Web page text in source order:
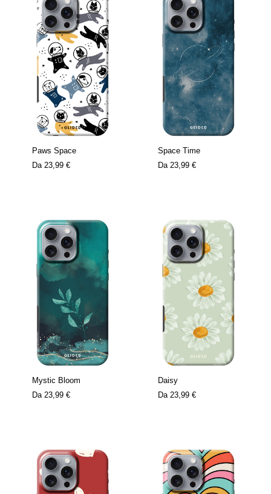
Paws Space
Da 23,99 €
Space Time
Da 23,99 €
Mystic Bloom
Da 23,99 €
Daisy
Da 23,99 €